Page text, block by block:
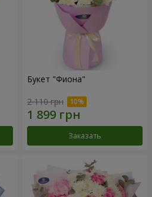
Букет "Фиона"
2 110 грн
Заказать